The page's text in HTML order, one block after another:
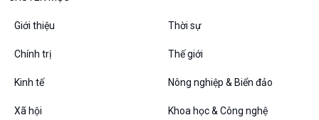
Giới thiệu Thời sự
Chính trị Thế giới
Kinh tế Nông nghiệp & Biển đảo
Xã hội Khoa học & Công nghệ